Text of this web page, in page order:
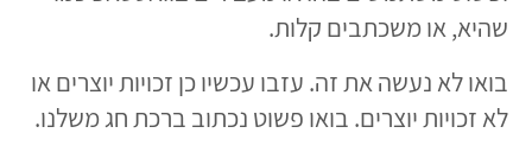
שהיא, או משכתבים קלות.
בואו לא נעשה את זה. עזבו עכשיו כן זכויות יוצרים או
לא זכויות יוצרים. בואו פשוט נכתוב ברכת חג משלנו.